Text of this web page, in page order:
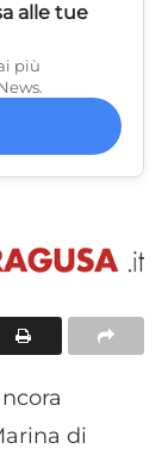
alle tue
più
di